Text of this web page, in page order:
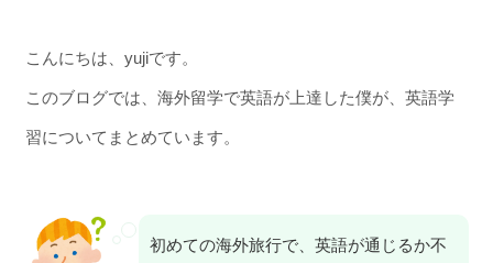
こんにちは、yujiです。
このブログでは、海外留学で英語が上達した僕が、英語学
習についてまとめています。
初めての海外旅行で、英語が通じるか不